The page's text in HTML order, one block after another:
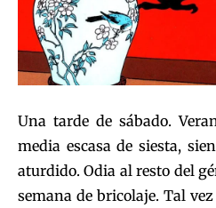
Una tarde de sábado.
media escasa de siesta,
aturdido. Odia al resto del
semana de bricolaje. Tal